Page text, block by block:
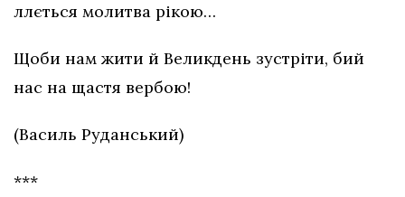
ллється молитва рікою…
Щоби нам жити й Великдень зустріти, бий
нас на щастя вербою!
(Василь Руданський)
***